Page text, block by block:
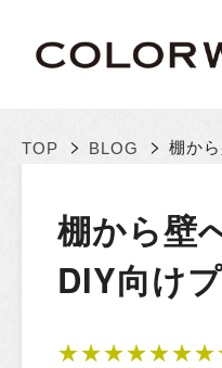
TOP > BLOG > 棚か
棚から壁
DIY向け